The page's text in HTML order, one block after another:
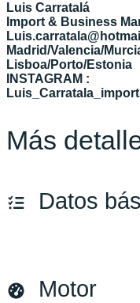
Luis Carratalá
Import & Business
Madrid/Valencia/
Lisboa/Porto/Estonia
INSTAGRAM :
Luis_Carratala_import
Más
Datos
Versión:No especificado
Motor